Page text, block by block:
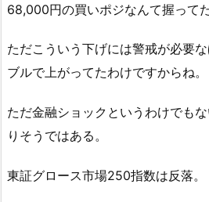
68,000円の買いポジなんて握って
ただこういう下げには警戒が必要
ブルで上がってたわけですからね。
ただ金融ショックというわけでも
りそうではある。
東証グロース市場250指数は反落。